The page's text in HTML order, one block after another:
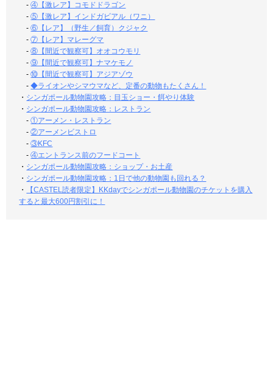
-④【激レア】コモドドラゴン
-⑤【激レア】インドガビアル（ワニ）
-⑥【レア】（野生／飼育）クジャク
-⑦【レア】マレーグマ
-⑧【間近で観察可】オオコウモリ
-⑨【間近で観察可】ナマケモノ
-⑩【間近で観察可】アジアゾウ
-◆ライオンやシマウマなど、定番の動物もたくさん！
・ シンガポール動物園攻略：目玉ショー・餌やり体験
・ シンガポール動物園攻略：レストラン
-①アーメン・レストラン
-②アーメンビストロ
-③KFC
-④エントランス前のフードコート
・ シンガポール動物園攻略：ショップ・お土産
・ シンガポール動物園攻略：1日で他の動物園も回れる？
・
【CASTEL読者限定】KKdayでシンガポール動物園のチケットを購入
すると最大600円割引に！